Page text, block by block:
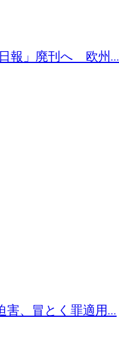
報」廃刊へ 欧州...
、冒とく罪適用...